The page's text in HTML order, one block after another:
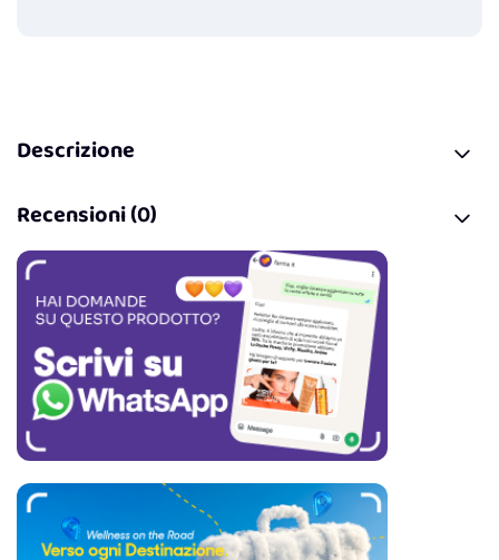
Descrizione
Recensioni (0)